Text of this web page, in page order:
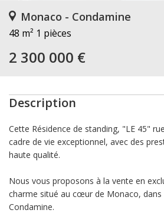
Monaco - Condamine
48 m² 1 pièces
2 300 000 €
Description
Cette Résidence de standing, "LE 45"
cadre de vie exceptionnel, avec des
haute qualité.
Nous vous proposons à la vente en
charme situé au cœur de Monaco, dans
Condamine.